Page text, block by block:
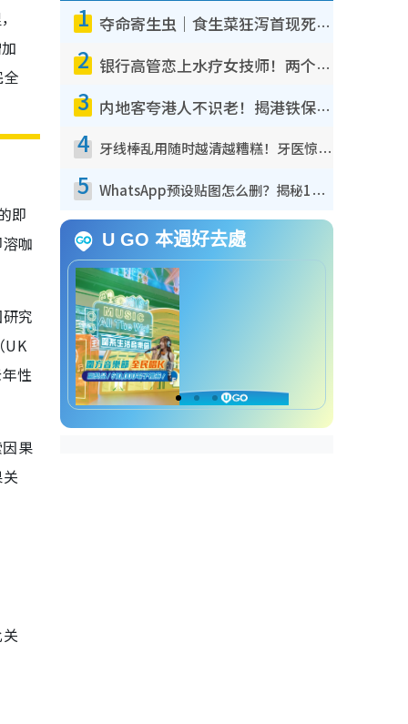
即
咖
究
UK
性
果
1 夺命寄生虫｜食生菜狂泻首现死者！疫潮恶化录1.8万宗病例 揭洗菜3大谬误
2 银行高管恋上水疗女技师！两个月借128万惊觉“沉船”沉落火海 揭背后疑似邪教操控卖淫
3 内地客夸港人不识老！揭港铁保鲜级冷气 港人求放过：别投诉
4 牙线棒乱用随时越清越糟糕！牙医惊揭盲目过户细菌恐致蛀牙：这种才是日常真保养
5 WhatsApp预设贴图怎么删？揭秘1招“反向操作”还原简洁界面 附3步实测教程
U GO 本週好去處